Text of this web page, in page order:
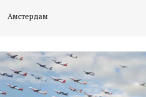
Амстердам